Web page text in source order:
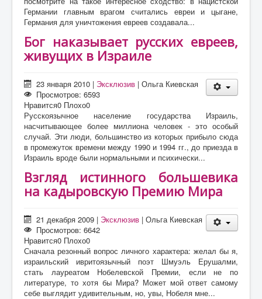
Германии главным врагом считались евреи и цыгане,
Германия для уничтожения евреев создавала...
Бог наказывает русских евреев,
живущих в Израиле
23 января 2010 | Эксклюзив |Ольга Киевская
Просмотров: 6593
Нравится0 Плохо0
Русскоязычное население государства Израиль,
насчитывающее более миллиона человек - это особый
случай. Эти люди, большинство из которых прибыло сюда
в промежуток времени между 1990 и 1994 гг., до приезда в
Израиль вроде были нормальными и психически...
Взгляд истинного большевика
на кадыровскую Премию Мира
21 декабря 2009 | Эксклюзив |Ольга Киевская
Просмотров: 6642
Нравится0 Плохо0
Сначала резонный вопрос личного характера: желал бы я,
израильский ивритоязычный поэт Шмуэль Ерушалми,
стать лауреатом Нобелевской Премии, если не по
литературе, то хотя бы Мира? Может мой ответ самому
себе выглядит удивительным, но, увы, Нобеля мне...